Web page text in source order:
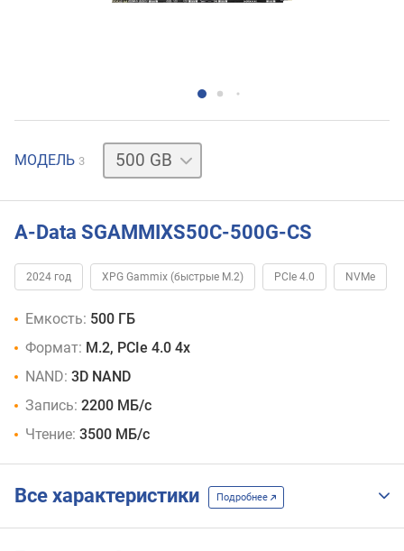
МОДЕЛЬ 3
1
TB
A-Data SGAMMIXS50C-500G-CS
2024 год XPG Gammix (быстрые M.2) PCIe 4.0 NVMe
Емкость: 500 ГБ
Формат: M.2, PCIe 4.0 4x
NAND: 3D NAND
Запись: 2200 МБ/с
Чтение: 3500 МБ/с
Все характеристики Подробнее